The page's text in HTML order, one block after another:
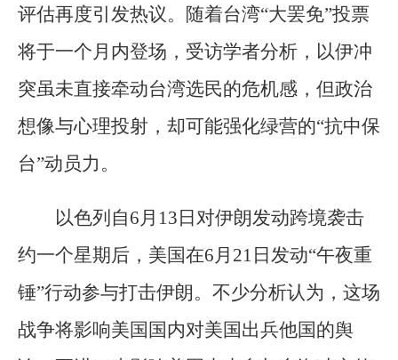
评估再度引发热议。随着台湾“大罢免”投票
将于一个月内登场，受访学者分析，以伊冲
突虽未直接牵动台湾选民的危机感，但政治
想像与心理投射，却可能强化绿营的“抗中保
台”动员力。
以色列自6月13日对伊朗发动跨境袭击
约一个星期后，美国在6月21日发动“午夜重
锤”行动参与打击伊朗。不少分析认为，这场
战争将影响美国国内对美国出兵他国的舆